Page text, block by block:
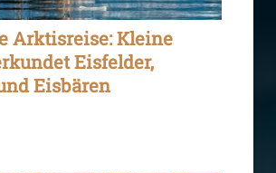
Arktisreise: Kleine
Eisfelder,
Eisbären